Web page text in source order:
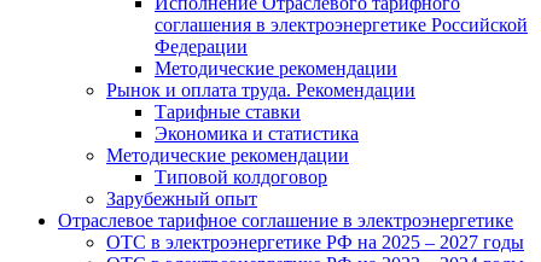
соглашения в электроэнергетике Российской
Федерации
Методические рекомендации
Рынок и оплата труда. Рекомендации
Тарифные ставки
Экономика и статистика
Методические рекомендации
Типовой колдоговор
Зарубежный опыт
Отраслевое тарифное соглашение в электроэнергетике
ОТС в электроэнергетике РФ на 2025 – 2027 годы